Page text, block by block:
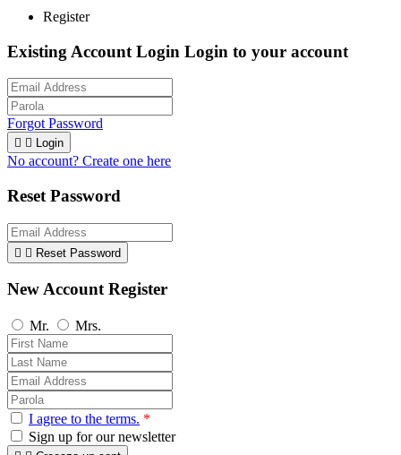
Register
Existing Account Login Login to your account
Forgot Password
  Login
No account? Create one here
Reset Password
  Reset Password
New Account Register
Mr. Mrs.
I agree to the terms. *
Sign up for our newsletter